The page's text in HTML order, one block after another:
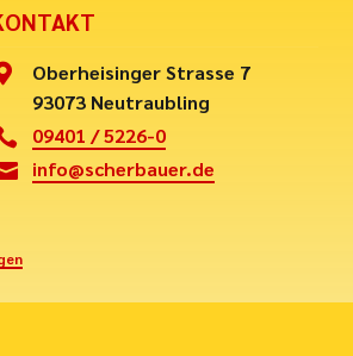
Oberheisinger Strasse 7
93073 Neutraubling
09401 / 5226-0
info@scherbauer.de